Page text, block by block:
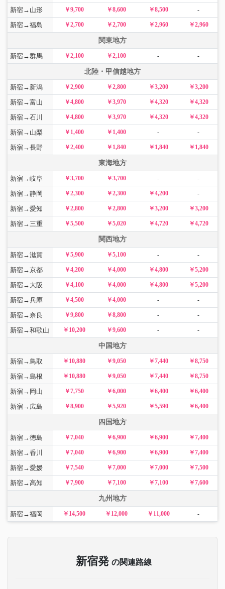
新宿→山形 ￥9,700 ￥8,600 ￥8,500 -
新宿→福島 ￥2,700 ￥2,700 ￥2,960 ￥2,960
関東地方
新宿→群馬 ￥2,100 ￥2,100 - -
北陸・甲信越地方
新宿→新潟 ￥2,900 ￥2,800 ￥3,200 ￥3,200
新宿→富山 ￥4,800 ￥3,970 ￥4,320 ￥4,320
新宿→石川 ￥4,800 ￥3,970 ￥4,320 ￥4,320
新宿→山梨 ￥1,400 ￥1,400 - -
新宿→長野 ￥2,400 ￥1,840 ￥1,840 ￥1,840
東海地方
新宿→岐阜 ￥3,700 ￥3,700 - -
新宿→静岡 ￥2,300 ￥2,300 ￥4,200 -
新宿→愛知 ￥2,800 ￥2,800 ￥3,200 ￥3,200
新宿→三重 ￥5,500 ￥5,020 ￥4,720 ￥4,720
関西地方
新宿→滋賀 ￥5,900 ￥5,100 - -
新宿→京都 ￥4,200 ￥4,000 ￥4,800 ￥5,200
新宿→大阪 ￥4,100 ￥4,000 ￥4,800 ￥5,200
新宿→兵庫 ￥4,500 ￥4,000 - -
新宿→奈良 ￥9,800 ￥8,800 - -
新宿→和歌山 ￥10,200 ￥9,600 - -
中国地方
新宿→鳥取 ￥10,880 ￥9,050 ￥7,440 ￥8,750
新宿→島根 ￥10,880 ￥9,050 ￥7,440 ￥8,750
新宿→岡山 ￥7,750 ￥6,000 ￥6,400 ￥6,400
新宿→広島 ￥8,900 ￥5,920 ￥5,590 ￥6,400
四国地方
新宿→徳島 ￥7,040 ￥6,900 ￥6,900 ￥7,400
新宿→香川 ￥7,040 ￥6,900 ￥6,900 ￥7,400
新宿→愛媛 ￥7,540 ￥7,000 ￥7,000 ￥7,500
新宿→高知 ￥7,900 ￥7,100 ￥7,100 ￥7,600
九州地方
新宿→福岡 ￥14,500 ￥12,000 ￥11,000 -
新宿発 の関連路線